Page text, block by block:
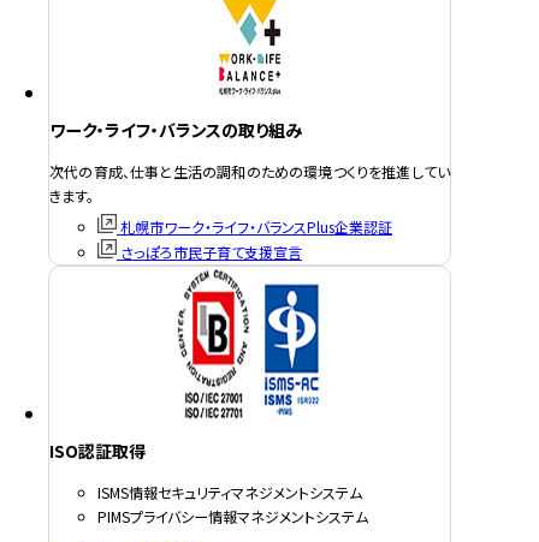
ワーク・ライフ・バランスの取り組み
次代の育成、仕事と生活の調和のための環境つくりを推進してい
きます。
札幌市ワーク・ライフ・バランスPlus企業認証
さっぽろ市民子育て支援宣言
ISO認証取得
ISMS情報セキュリティマネジメントシステム
PIMSプライバシー情報マネジメントシステム